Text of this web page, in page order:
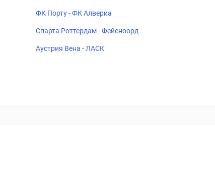
ФК Порту - ФК Алверка
Спарта Роттердам - Фейеноорд
Аустрия Вена - ЛАСК